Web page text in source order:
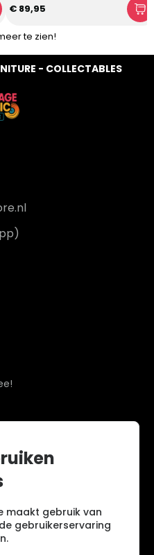
€ 89,95
te zien!
- COLLECTABLES
maakt gebruik van
gebruikerservaring